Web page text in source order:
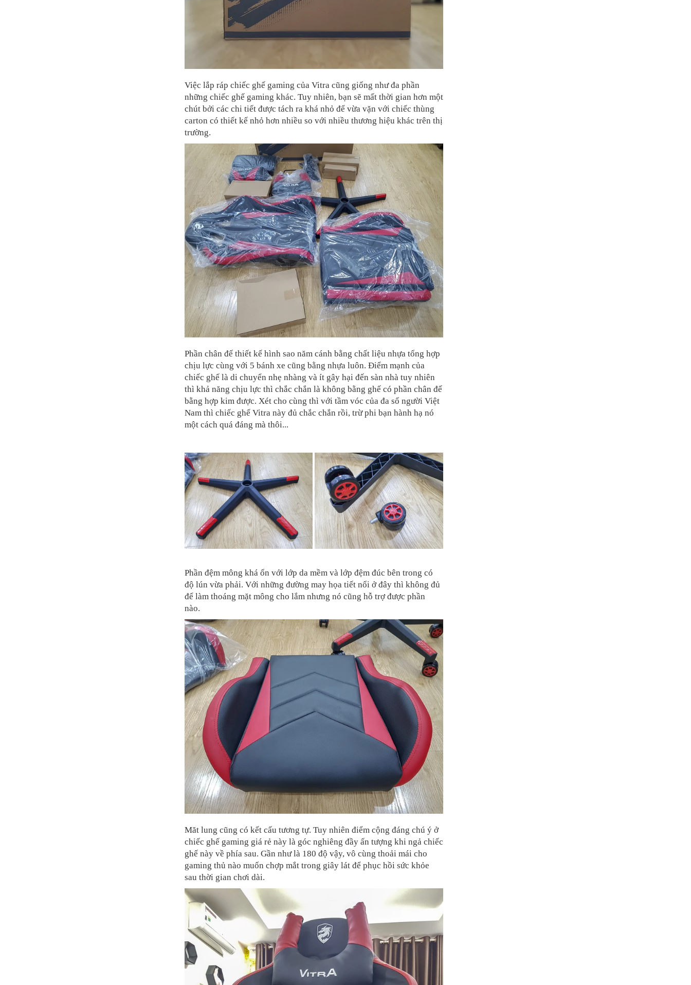
Việc lắp ráp chiếc ghế gaming của Vitra cũng giống như đa phần
những chiếc ghế gaming khác. Tuy nhiên, bạn sẽ mất thời gian hơn một
chút bởi các chi tiết được tách ra khá nhỏ để vừa vặn với chiếc thùng
carton có thiết kế nhỏ hơn nhiều so với nhiều thương hiệu khác trên thị
trường.
Phần chân đế thiết kế hình sao năm cánh bằng chất liệu nhựa tổng hợp
chịu lực cùng với 5 bánh xe cũng bằng nhựa luôn. Điểm mạnh của
chiếc ghế là di chuyển nhẹ nhàng và ít gây hại đến sàn nhà tuy nhiên
thì khả năng chịu lực thì chắc chắn là không bằng ghế có phần chân đế
bằng hợp kim được. Xét cho cùng thì với tầm vóc của đa số người Việt
Nam thì chiếc ghế Vitra này đủ chắc chắn rồi, trừ phi bạn hành hạ nó
một cách quá đáng mà thôi...
Phần đệm mông khá ổn với lớp da mềm và lớp đệm đúc bên trong có
độ lún vừa phải. Với những đường may họa tiết nổi ở đây thì không đủ
để làm thoáng mặt mông cho lắm nhưng nó cũng hỗ trợ được phần
nào.
Măt lung cũng có kết cấu tương tự. Tuy nhiên điểm cộng đáng chú ý ở
chiếc ghế gaming giá rẻ này là góc nghiêng đầy ấn tượng khi ngả chiếc
ghế này về phía sau. Gần như là 180 độ vậy, vô cùng thoải mái cho
gaming thủ nào muốn chợp mắt trong giây lát để phục hồi sức khỏe
sau thời gian chơi dài.